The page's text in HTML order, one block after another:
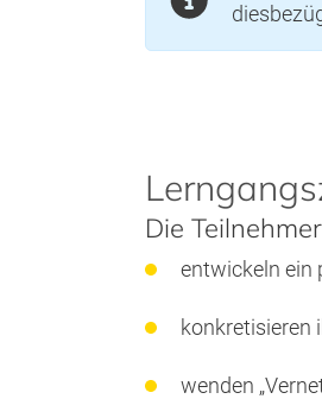
Die
entwickeln ein
konkretisieren
wenden